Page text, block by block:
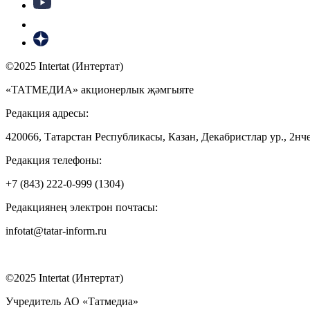
©2025 Intertat (Интертат)
«ТАТМЕДИА» акционерлык җәмгыяте
Редакция адресы:
420066, Татарстан Республикасы, Казан, Декабристлар ур.,
Редакция телефоны:
+7 (843) 222-0-999 (1304)
Редакциянең электрон почтасы:
infotat@tatar-inform.ru
©2025 Intertat (Интертат)
Учредитель АО «Татмедиа»